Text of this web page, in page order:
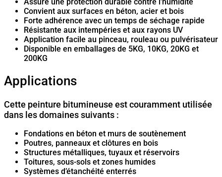
Convient aux surfaces en béton, acier et bois
Forte adhérence avec un temps de séchage rapide
Résistante aux intempéries et aux rayons UV
Application facile au pinceau, rouleau ou pulvérisateur
Disponible en emballages de 5KG, 10KG, 20KG et
200KG
Applications
Cette peinture bitumineuse est couramment utilisée
dans les domaines suivants :
Fondations en béton et murs de soutènement
Poutres, panneaux et clôtures en bois
Structures métalliques, tuyaux et réservoirs
Toitures, sous-sols et zones humides
Systèmes d’étanchéité enterrés